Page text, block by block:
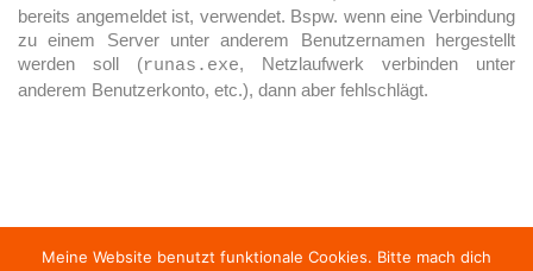
bereits angemeldet ist, verwendet. Bspw. wenn eine Verbindung
zu einem Server unter anderem Benutzernamen hergestellt
werden soll (runas.exe, Netzlaufwerk verbinden unter
anderem Benutzerkonto, etc.), dann aber fehlschlägt.
Meine Website benutzt funktionale Cookies. Bitte mach dich